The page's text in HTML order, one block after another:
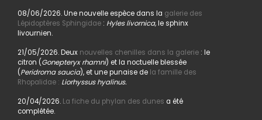
08/06/2026. Une nouvelle espèce dans la galerie des
Lépidoptères Sphingidae: Hyles livornica,le sphinx
livournien.
21/05/2026. Deux nouvelles chenilles dans la galerie : le
citron (Gonepteryx rhamni) et la noctuelle blessée
(Peridroma saucia), et une punaise dela famille des
Rhopalidae : Liorhyssus hyalinus.
20/04/2026. La fiche du phylan des dunes a été
complétée.